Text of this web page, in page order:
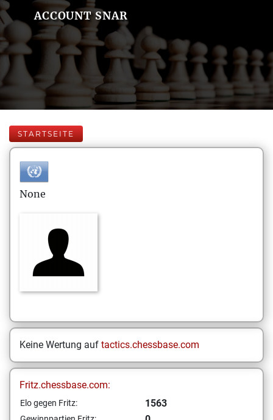
ACCOUNT SNAR
STARTSEITE
None
Keine Wertung auf tactics.chessbase.com
Fritz.chessbase.com:
Elo gegen Fritz: 1563